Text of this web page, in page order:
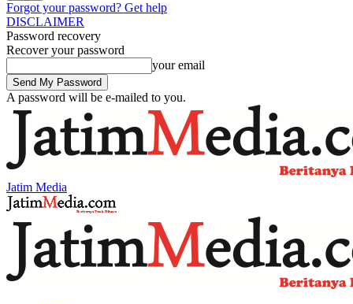
Forgot your password? Get help
DISCLAIMER
Password recovery
Recover your password
your email
A password will be e-mailed to you.
Jatim Media